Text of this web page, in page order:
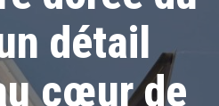
détail
cœur de